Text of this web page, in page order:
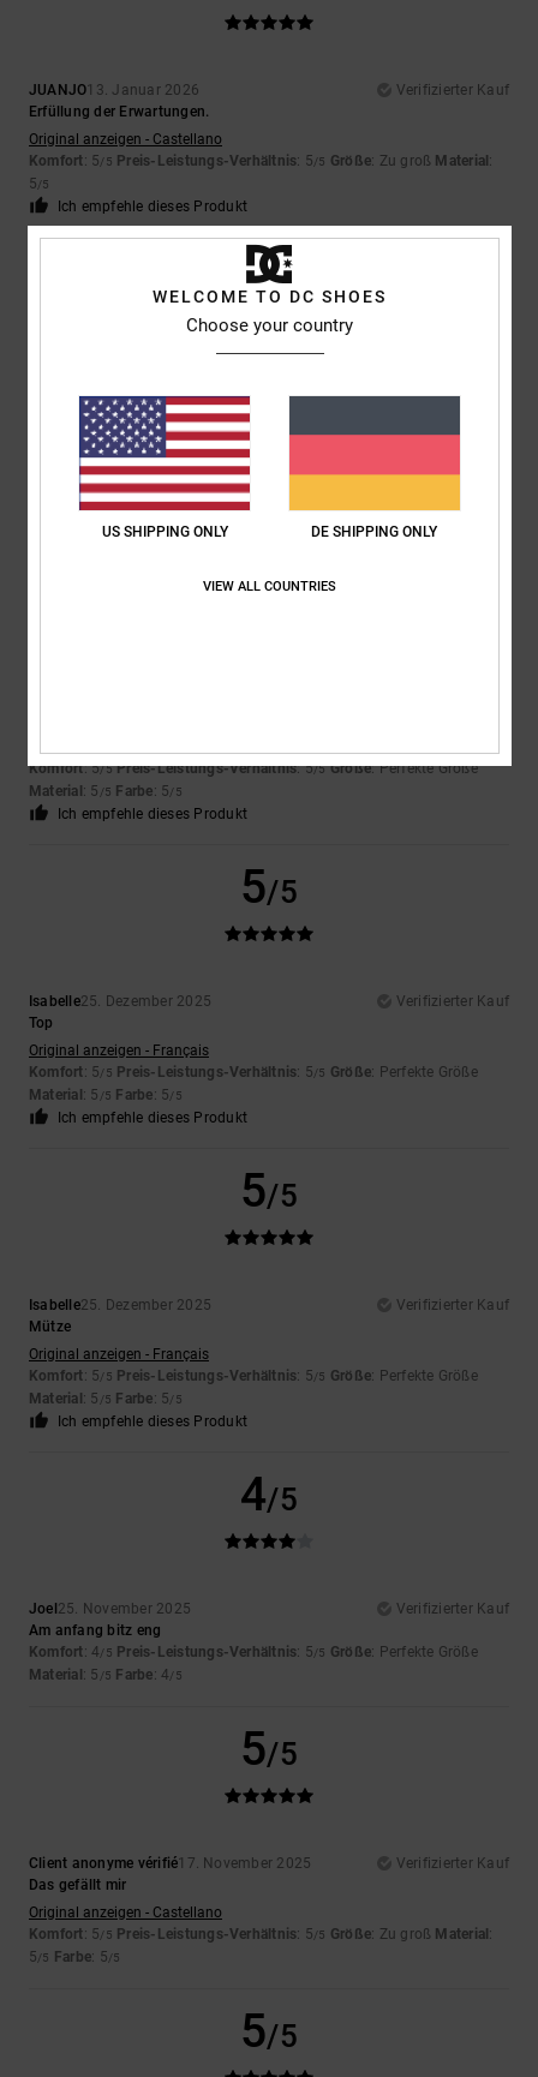
JUANJO13. Januar 2026
Verifizierter Kauf
Erfüllung der Erwartungen.
Original anzeigen - Castellano
Komfort: 5/5 Preis-Leistungs-Verhältnis: 5/5 Größe: Zu groß Material :
5/5
Ich empfehle dieses Produkt
5/5
JUANJO13. Januar 2026
Verifizierter Kauf
Erfüllung der Erwartungen.
Original anzeigen - Castellano
Komfort: 5/5 Preis-Leistungs-Verhältnis
Farbe: 5/5
Ich empfehle dieses Produkt
5/5
Komfort: 5/5 Preis-Leistungs-Verhältnis: 5/5 Größe: Perfekte Größe
Material : 5 /5 Farbe: 5/5
Ich empfehle dieses Produkt
5/5
Isabelle25. Dezember 2025
Verifizierter Kauf
Top
Original anzeigen - Français
Komfort: 5/5 Preis-Leistungs-Verhältnis: 5/5 Größe: Perfekte Größe
Material : 5 /5 Farbe: 5/5
Ich empfehle dieses Produkt
5/5
Isabelle25. Dezember 2025
Verifizierter Kauf
Mütze
Original anzeigen - Français
Komfort: 5/5 Preis-Leistungs-Verhältnis: 5/5 Größe: Perfekte Größe
Material : 5 /5 Farbe: 5/5
Ich empfehle dieses Produkt
4/5
Joel 25. November 2025
Verifizierter Kauf
Am anfang bitz eng
Komfort: 4/5 Preis-Leistungs-Verhältnis: 5/5 Größe: Perfekte Größe
Material : 5 /5 Farbe: 4/5
5/5
Client anonyme vérifié17. November 2025
Verifizierter Kauf
Das gefällt mir
Original anzeigen - Castellano
Komfort: 5/5 Preis-Leistungs-Verhältnis: 5/5 Größe: Zu groß Material :
5/5 Farbe: 5/5
5/5
WELCOME TO DC SHOES
Choose your country
US SHIPPING ONLY DE SHIPPING ONLY
VIEW ALL COUNTRIES